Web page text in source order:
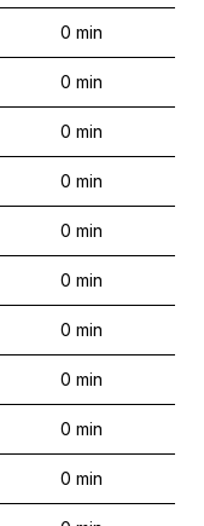
0 min
0 min
0 min
0 min
0 min
0 min
0 min
0 min
0 min
0 min